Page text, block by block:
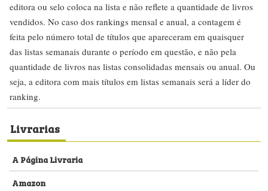
editora ou selo coloca na lista e não reflete a quantidade de livros
vendidos. No caso dos rankings mensal e anual, a contagem é
feita pelo número total de títulos que apareceram em quaisquer
das listas semanais durante o período em questão, e não pela
quantidade de livros nas listas consolidadas mensais ou anual. Ou
seja, a editora com mais títulos em listas semanais será a líder do
ranking.
Livrarias
A Página Livraria
Amazon